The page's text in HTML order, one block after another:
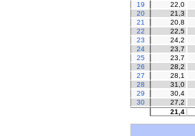
19
22,0
20
21,3
21
20,8
22
22,5
23
24,2
24
23,7
25
23,7
26
28,2
27
28,1
28
31,0
29
30,4
30
27,2
21,4